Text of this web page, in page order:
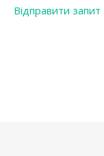
Відправити запит